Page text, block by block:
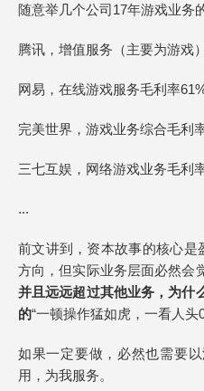
随意举几个公司17年游戏业务
腾讯，增值服务（主要为游戏
网易，在线游戏服务毛利率
完美世界，游戏业务综合毛利
三七互娱，网络游戏业务毛利
...
前文讲到，资本故事的核心是
方向，但实际业务层面必然会
并且远远超过其他业务，为什
的“一顿操作猛如虎，一看人头
如果一定要做，必然也需要
用，为我服务。